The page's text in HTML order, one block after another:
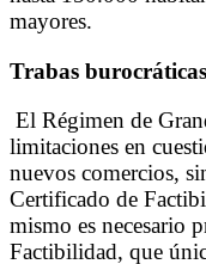
mayores.
Trabas burocráticas
El Régimen de
limitaciones en
nuevos comercios,
Certificado de
mismo es necesario
Factibilidad, que